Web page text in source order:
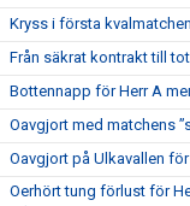
Kryss i första
Från säkrat kontrakt till
Bottennapp för Herr A
Oavgjort med matchens
Oavgjort på Ulkavallen
Oerhört tung förlust för